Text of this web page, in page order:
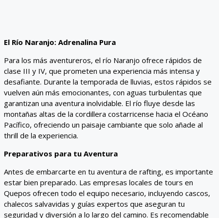
El Río Naranjo: Adrenalina Pura
Para los más aventureros, el río Naranjo ofrece rápidos de
clase III y IV, que prometen una experiencia más intensa y
desafiante. Durante la temporada de lluvias, estos rápidos se
vuelven aún más emocionantes, con aguas turbulentas que
garantizan una aventura inolvidable. El río fluye desde las
montañas altas de la cordillera costarricense hacia el Océano
Pacífico, ofreciendo un paisaje cambiante que solo añade al
thrill de la experiencia.
Preparativos para tu Aventura
Antes de embarcarte en tu aventura de rafting, es importante
estar bien preparado. Las empresas locales de tours en
Quepos ofrecen todo el equipo necesario, incluyendo cascos,
chalecos salvavidas y guías expertos que aseguran tu
seguridad y diversión a lo largo del camino. Es recomendable